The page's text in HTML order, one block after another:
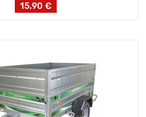
Prix
15,90 €